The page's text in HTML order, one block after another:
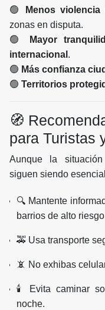
🟢 Menos
zonas en disputa.
🟢
Mayor
internacional .
🟢 Más confianza
🟢 Territorios
🧭
para Turistas
Aunque la situación
siguen siendo
🔍 Mantente
barrios de alto
🚕 Usa transporte
📵 No exhibas
🕯️ Evita caminar
noche.